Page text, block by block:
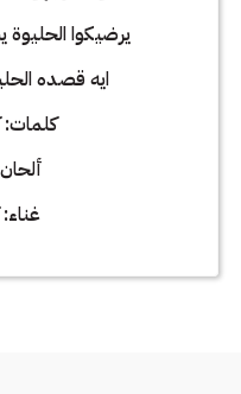
يرضيكوا الحليوة
ايه قصده
كلمات: